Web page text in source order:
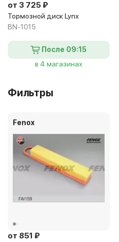
от 3 725 ₽
Тормозной диск Lynx
BN-1015
После 09:15
в 4 магазинах
Фильтры
Fenox
от 851 ₽